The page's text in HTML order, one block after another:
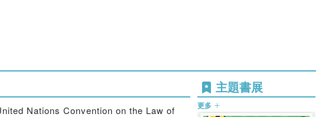
Nations Convention on the Law of
主題書展
更多